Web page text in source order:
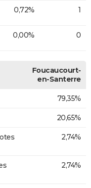
0,72% 1
0,00% 0
Foucaucourt-
en-Santerre
79,35%
20,65%
2,74%
2,74%